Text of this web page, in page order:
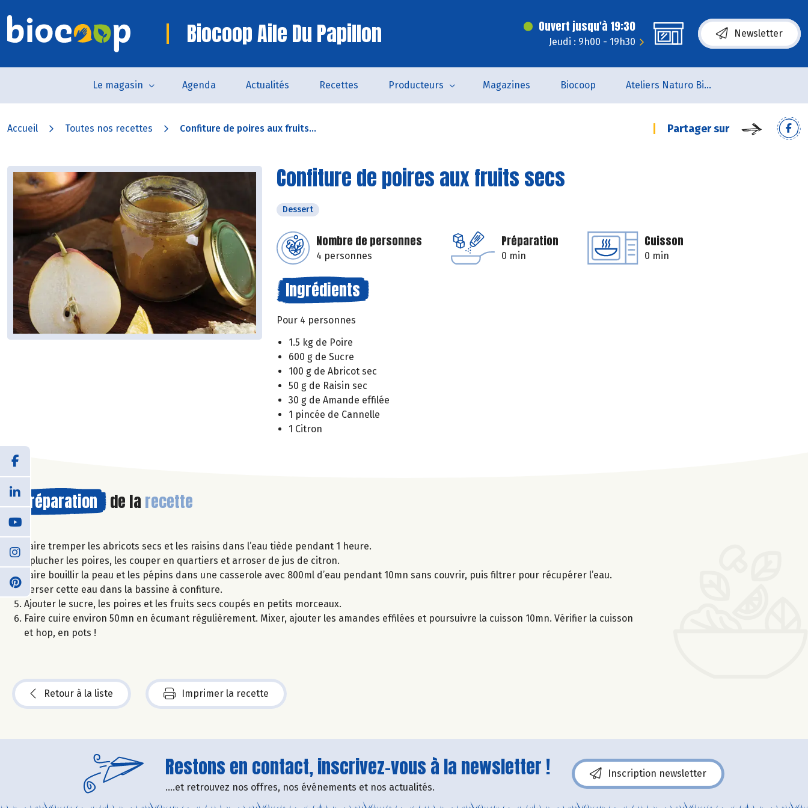
Biocoop Aile Du Papillon Ouvert jusqu'à 19:30
Jeudi : 9h00 - 19h30
Newsletter
Le magasin Agenda Actualités Recettes Producteurs Magazines Biocoop Ateliers Naturo Biocoop L'Aile du Papillon
Accueil Toutes nos recettes Confiture de poires aux fruits... Partager sur
Confiture de poires aux fruits secs
Dessert
Nombre de personnes
4 personnes
Préparation
0 min
Cuisson
0 min
Ingrédients
Pour 4 personnes
1.5 kg de Poire
600 g de Sucre
100 g de Abricot sec
50 g de Raisin sec
30 g de Amande effilée
1 pincée de Cannelle
1 Citron
Préparation de la recette
Faire tremper les abricots secs et les raisins dans l’eau tiède pendant 1 heure.
Eplucher les poires, les couper en quartiers et arroser de jus de citron.
Faire bouillir la peau et les pépins dans une casserole avec 800ml d’eau pendant 10mn sans couvrir, puis filtrer pour récupérer l’eau.
Verser cette eau dans la bassine à confiture.
Ajouter le sucre, les poires et les fruits secs coupés en petits morceaux.
Faire cuire environ 50mn en écumant régulièrement. Mixer, ajouter les amandes effilées et poursuivre la cuisson 10mn. Vérifier la cuisson
et hop, en pots !
Retour à la liste Imprimer la recette
Restons en contact, inscrivez-vous à la newsletter !
....et retrouvez nos offres, nos événements et nos actualités.
Inscription newsletter